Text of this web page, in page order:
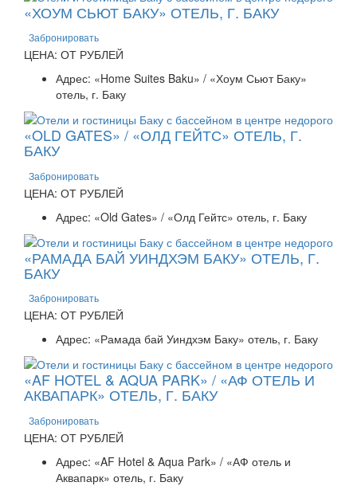
«ХОУМ СЬЮТ БАКУ» ОТЕЛЬ, Г. БАКУ
Забронировать
ЦЕНА: ОТ РУБЛЕЙ
Адрес: «Home Suites Baku» / «Хоум Сьют Баку»
отель, г. Баку
«OLD GATES» / «ОЛД ГЕЙТС» ОТЕЛЬ, Г.
БАКУ
Забронировать
ЦЕНА: ОТ РУБЛЕЙ
Адрес: «Old Gates» / «Олд Гейтс» отель, г. Баку
«РАМАДА БАЙ УИНДХЭМ БАКУ» ОТЕЛЬ, Г.
БАКУ
Забронировать
ЦЕНА: ОТ РУБЛЕЙ
Адрес: «Рамада бай Уиндхэм Баку» отель, г. Баку
«AF HOTEL & AQUA PARK» / «АФ ОТЕЛЬ И
АКВАПАРК» ОТЕЛЬ, Г. БАКУ
Забронировать
ЦЕНА: ОТ РУБЛЕЙ
Адрес: «AF Hotel & Aqua Park» / «АФ отель и
Аквапарк» отель, г. Баку